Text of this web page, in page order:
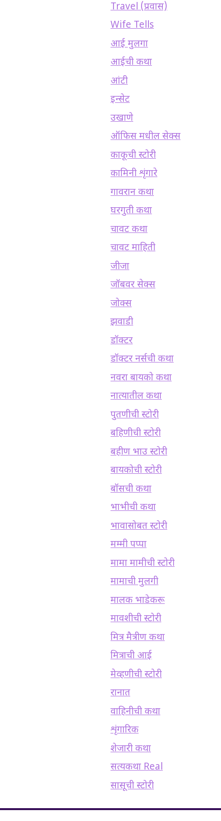
Travel (प्रवास)
Wife Tells
आई मुलगा
आईची कथा
आंटी
इन्सेट
उखाणे
ऑफिस मधील सेक्स
काकूची स्टोरी
कामिनी शृंगारे
गावरान कथा
घरगुती कथा
चावट कथा
चावट माहिती
जीजा
जॉबवर सेक्स
जोक्स
झवाडी
डॉक्टर
डॉक्टर नर्सची कथा
नवरा बायको कथा
नात्यातील कथा
पुतणीची स्टोरी
बहिणीची स्टोरी
बहीण भाउ स्टोरी
बायकोची स्टोरी
बॉसची कथा
भाभीची कथा
भावासोबत स्टोरी
मम्मी पप्पा
मामा मामीची स्टोरी
मामाची मुलगी
मालक भाडेकरू
मावशीची स्टोरी
मित्र मैत्रीण कथा
मित्राची आई
मेव्हणीची स्टोरी
रानात
वाहिनीची कथा
शृंगारिक
शेजारी कथा
सत्यकथा Real
सासूची स्टोरी